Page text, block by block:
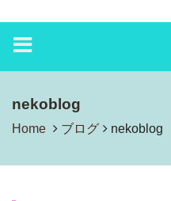
nekoblog
Home ブログ nekoblog